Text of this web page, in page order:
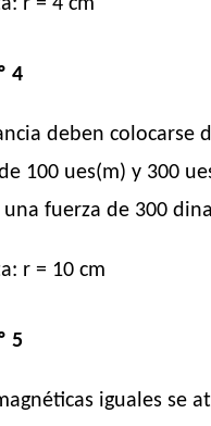
4
deben colocarse
100 ues(m) y 300
fuerza de 300
r = 10 cm
5
iguales se